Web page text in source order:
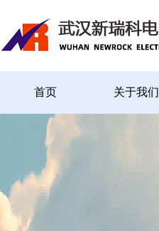
首页 关于我们